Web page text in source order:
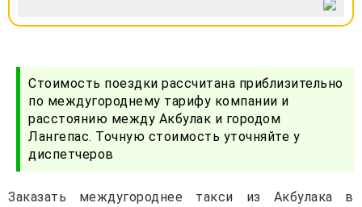
Стоимость поездки рассчитана приблизительно
по междугороднему тарифу компании и
расстоянию между Акбулак и городом
Лангепас. Точную стоимость уточняйте у
диспетчеров
Заказать междугороднее такси из Акбулака в